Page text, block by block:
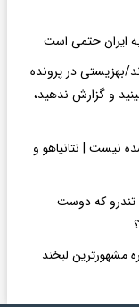
به ایران حتمی است
بهزیستی در پرونده
و گزارش ندهید،
نیست | نتانیاهو و
تندرو که دوست
مشهورترین لبخند